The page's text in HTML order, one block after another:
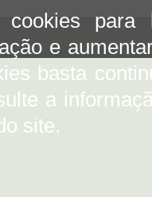
para
e
basta
a
site.